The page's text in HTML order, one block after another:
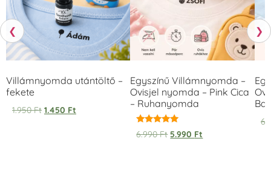
❮
Villámnyomda utántöltő –
fekete
1.950Ft 1.450 Ft
Egyszínű Villámnyomda –
Ovisjel nyomda – Pink Cica
– Ruhanyomda
Értékelés:
5.00
6.990Ft 5.990 Ft
❯